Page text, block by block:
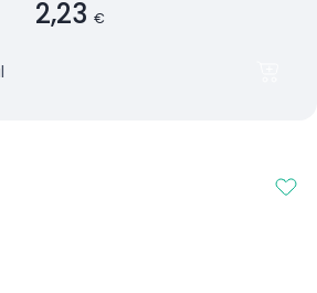
2,23 €